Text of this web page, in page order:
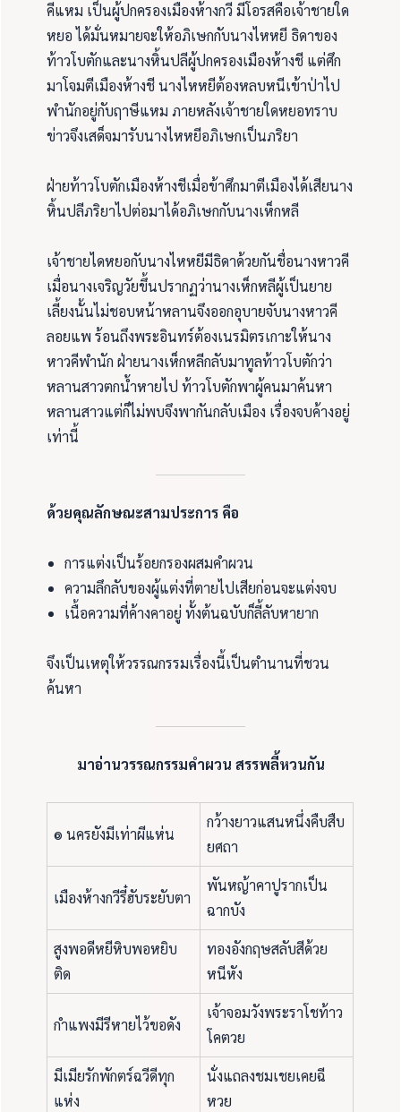
คีแหม เป็นผู้ปกครองเมืองห้างกวี มีโอรสคือเจ้าชายใด
หยอ ได้มั่นหมายจะให้อภิเษกกับนางไหหยี ธิดาของ
ท้าวโบตักและนางหิ้นปลีผู้ปกครองเมืองห้างชี แต่ศึก
มาโจมตีเมืองห้างชี นางไหหยีต้องหลบหนีเข้าป่าไป
พำนักอยู่กับฤาษีแหม ภายหลังเจ้าชายใดหยอทราบ
ข่าวจึงเสด็จมารับนางไหหยีอภิเษกเป็นภริยา
ฝ่ายท้าวโบตักเมืองห้างชีเมื่อข้าศึกมาตีเมืองได้เสียนาง
หิ้นปลีภริยาไปต่อมาได้อภิเษกกับนางเห็กหลี
เจ้าชายไดหยอกับนางไหหยีมีธิดาด้วยกันชื่อนางหาวคี
เมื่อนางเจริญวัยขึ้นปรากฏว่านางเห็กหลีผู้เป็นยาย
เลี้ยงนั้นไม่ชอบหน้าหลานจึงออกอุบายจับนางหาวคี
ลอยแพ ร้อนถึงพระอินทร์ต้องเนรมิตรเกาะให้นาง
หาวคีพำนัก ฝ่ายนางเห็กหลีกลับมาทูลท้าวโบตักว่า
หลานสาวตกน้ำหายไป ท้าวโบตักพาผู้คนมาค้นหา
หลานสาวแต่ก็ไม่พบจึงพากันกลับเมือง เรื่องจบค้างอยู่
เท่านี้
ด้วยคุณลักษณะสามประการ คือ
การแต่งเป็นร้อยกรองผสมคำผวน
ความลึกลับของผู้แต่งที่ตายไปเสียก่อนจะแต่งจบ
เนื้อความที่ค้างคาอยู่ ทั้งต้นฉบับก็ลี้ลับหายาก
จึงเป็นเหตุให้วรรณกรรมเรื่องนี้เป็นตำนานที่ชวน
ค้นหา
มาอ่านวรรณกรรมคำผวน สรรพลี้หวนกัน
๏ นครยังมีเท่าผีแห่น
กว้างยาวแสนหนึ่งคืบสืบ
ยศถา
เมืองห้างกวีรี๋ฮับระยับตา
พันหญ้าคาปูรากเป็น
ฉากบัง
สูงพอดีหยีหิบพอหยิบ
ติด
ทองอังกฤษสลับสีด้วย
หนีหัง
กำแพงมีรีหายไว้ขอดัง
เจ้าจอมวังพระราโชท้าว
โคตวย
มีเมียรักพักตร์ฉวีดีทุก
แห่ง
นั่งแถลงชมเชยเคยฉี
หวย